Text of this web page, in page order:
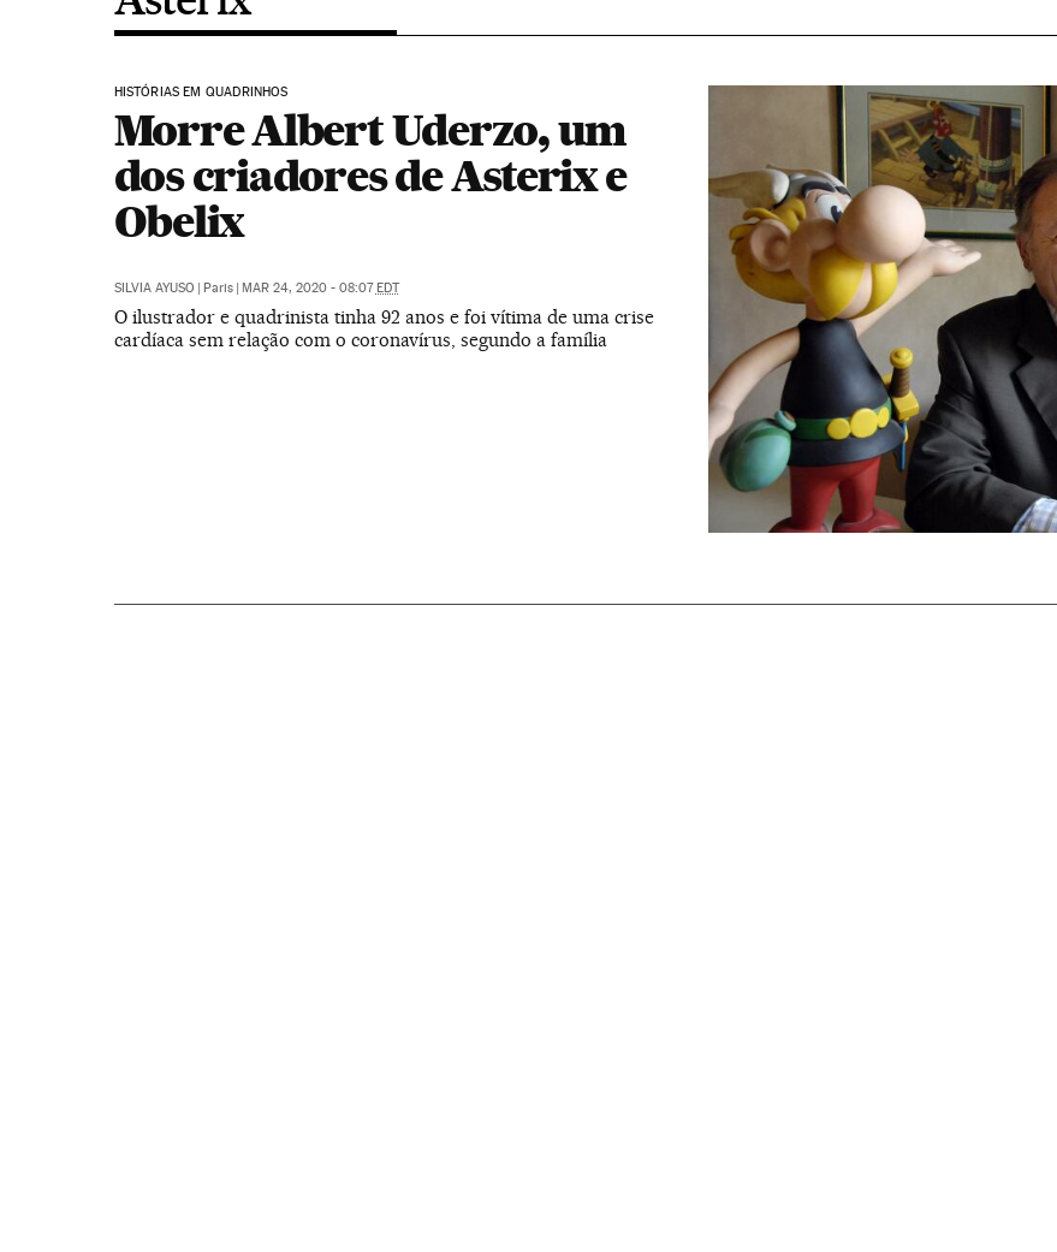
HISTÓRIAS EM QUADRINHOS
Morre Albert Uderzo, um
dos criadores de Asterix e
Obelix
SILVIA AYUSO | Paris | MAR 24, 2020 - 08:07EDT
O ilustrador e quadrinista tinha 92 anos e foi vítima de uma crise
cardíaca sem relação com o coronavírus, segundo a família